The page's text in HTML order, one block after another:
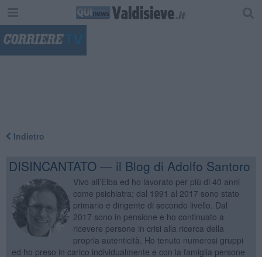
Indietro
DISINCANTATO — il Blog di Adolfo Santoro
Vivo all’Elba ed ho lavorato per più di 40 anni
come psichiatra; dal 1991 al 2017 sono stato
primario e dirigente di secondo livello. Dal
2017 sono in pensione e ho continuato a
ricevere persone in crisi alla ricerca della
propria autenticità. Ho tenuto numerosi gruppi
ed ho preso in carico individualmente e con la famiglia persone